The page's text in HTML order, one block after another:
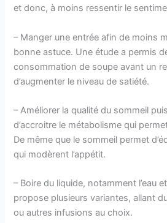
et donc, à moins ressentir le
– Manger une entrée afin de moins
bonne astuce. Une étude a permis
consommation de soupe avant un
d’augmenter le niveau de satiété.
– Améliorer la qualité du sommeil
d’accroitre le métabolisme qui
De même que le sommeil permet
qui modèrent l’appétit.
– Boire du liquide, notamment l’eau
propose plusieurs variantes, allant
ou autres infusions au choix.